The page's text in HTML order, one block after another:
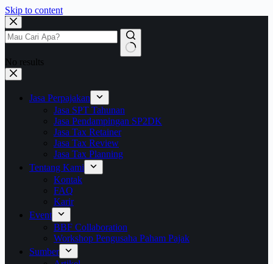
Skip to content
No results
Jasa Perpajakan
Jasa SPT Tahunan
Jasa Pendampingan SP2DK
Jasa Tax Retainer
Jasa Tax Review
Jasa Tax Planning
Tentang Kami
Kontak
FAQ
Karir
Event
BBF Collaboration
Workshop Pengusaha Paham Pajak
Sumber